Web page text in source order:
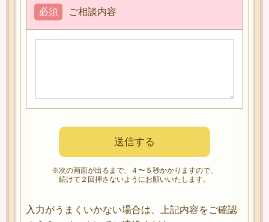
ご相談内容
必須
※次の画面が出るまで、４〜５秒かかりますので、
続けて２回押さないようにお願いいたします。
入力がうまくいかない場合は、上記内容をご確認